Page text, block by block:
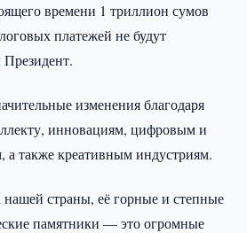
времени 1 триллион сумов
платежей не будут
изменения благодаря
инновациям, цифровым и
а также креативным индустриям.
страны, её горные и степные
памятники — это огромные